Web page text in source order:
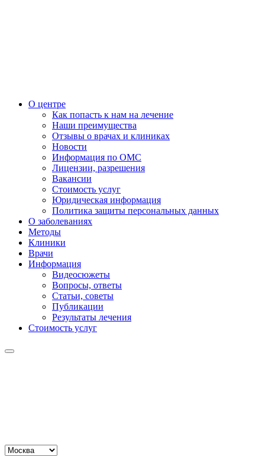
О центре
Как попасть к нам на лечение
Наши преимущества
Отзывы о врачах и клиниках
Новости
Информация по ОМС
Лицензии, разрешения
Вакансии
Стоимость услуг
Юридическая информация
Политика защиты персональных данных
О заболеваниях
Методы
Клиники
Врачи
Информация
Видеосюжеты
Вопросы, ответы
Статьи, советы
Публикации
Результаты лечения
Стоимость услуг